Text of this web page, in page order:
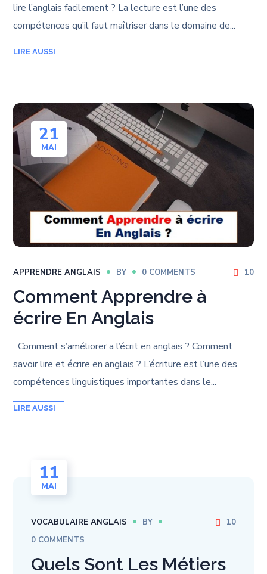
lire l’anglais facilement ? La lecture est l’une des
compétences qu’il faut maîtriser dans le domaine de...
21
MAI
APPRENDRE ANGLAIS BY 0 COMMENTS 10
Comment Apprendre à
écrire En Anglais
Comment s’améliorer a l’écrit en anglais ? Comment
savoir lire et écrire en anglais ? L’écriture est l’une des
compétences linguistiques importantes dans le...
11
MAI
VOCABULAIRE ANGLAIS
BY
0 COMMENTS
10
Quels Sont Les Métiers